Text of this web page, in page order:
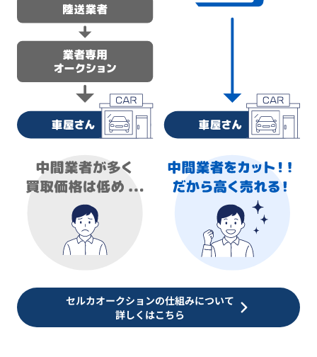
セルカオークションの仕組みについて
詳しくはこちら